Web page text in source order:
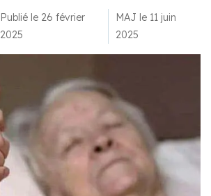
Publié le 26 février
2025
MAJ le 11 juin
2025